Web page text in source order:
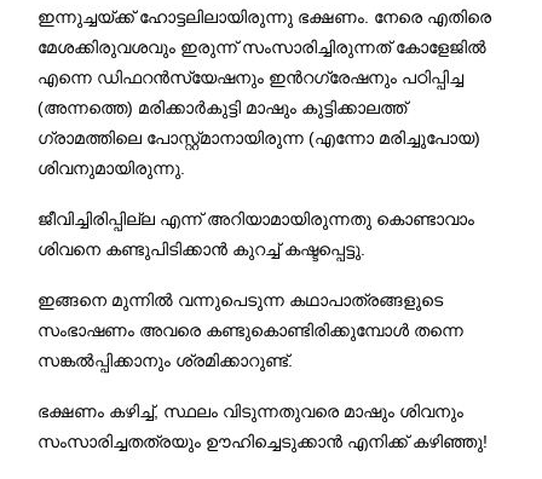
ഇന്നുച്ചയ്ക്ക് ഹോട്ടലിലായിരുന്നു ഭക്ഷണം. നേരെ എതിരെ
മേശക്കിരുവശവും ഇരുന്ന് സംസാരിച്ചിരുന്നത് കോളേജില്‍
എന്നെ ഡിഫറന്‍സ്യേഷനും ഇന്‍റഗ്രേഷനും പഠിപ്പിച്ച
(അന്നത്തെ) മരിക്കാര്‍കുട്ടി മാഷും കുട്ടിക്കാലത്ത്
ഗ്രാമത്തിലെ പോസ്റ്റ്മാനായിരുന്ന (എന്നോ മരിച്ചുപോയ)
ശിവനുമായിരുന്നു.
ജീവിച്ചിരിപ്പില്ല എന്ന് അറിയാമായിരുന്നതു കൊണ്ടാവാം
ശിവനെ കണ്ടുപിടിക്കാന്‍ കുറച്ച് കഷ്ടപ്പെട്ടു.
ഇങ്ങനെ മുന്നില്‍ വന്നുപെടുന്ന കഥാപാത്രങ്ങളുടെ
സംഭാഷണം അവരെ കണ്ടുകൊണ്ടിരിക്കുമ്പോള്‍ തന്നെ
സങ്കല്‍പ്പിക്കാനും ശ്രമിക്കാറുണ്ട്.
ഭക്ഷണം കഴിച്ച്, സ്ഥലം വിടുന്നതുവരെ മാഷും ശിവനും
സംസാരിച്ചതത്രയും ഊഹിച്ചെടുക്കാന്‍ എനിക്ക് കഴിഞ്ഞു!